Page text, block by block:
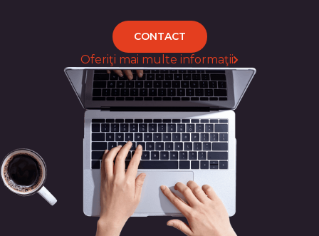
Oferiţi mai multe informaţii
CONTACT